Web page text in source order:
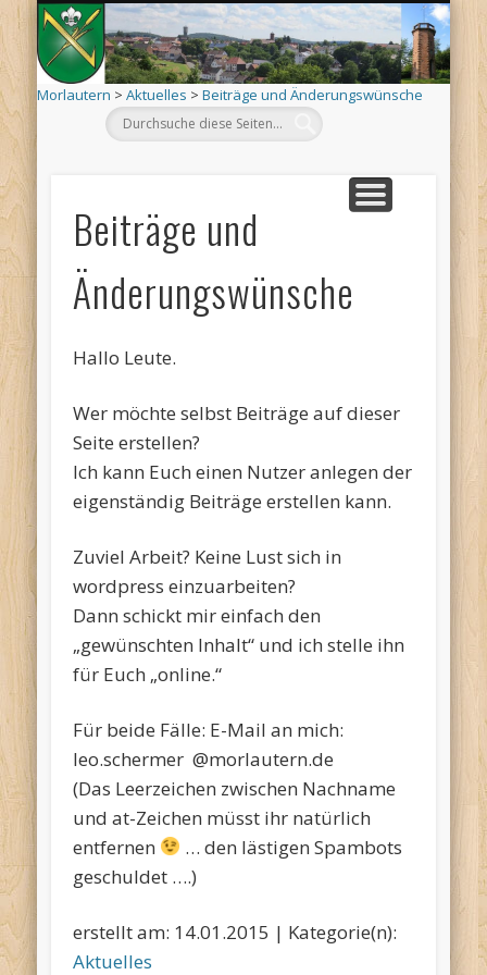
Morlautern > Aktuelles > Beiträge und Änderungswünsche
DEHÄM
AKTUELLES
TERMINE
ORTSINFO
SCHÄÄ
LÄÄWE
KIRCHEN
VEREINE
ARCHIV
LINKS
Beiträge und
Änderungswünsche
Hallo Leute.
Wer möchte selbst Beiträge auf dieser
Seite erstellen?
Ich kann Euch einen Nutzer anlegen der
eigenständig Beiträge erstellen kann.
Zuviel Arbeit? Keine Lust sich in
wordpress einzuarbeiten?
Dann schickt mir einfach den
„gewünschten Inhalt“ und ich stelle ihn
für Euch „online.“
Für beide Fälle: E-Mail an mich:
leo.schermer @morlautern.de
(Das Leerzeichen zwischen Nachname
und at-Zeichen müsst ihr natürlich
entfernen
… den lästigen Spambots
geschuldet ….)
erstellt am: 14.01.2015 | Kategorie(n):
Aktuelles